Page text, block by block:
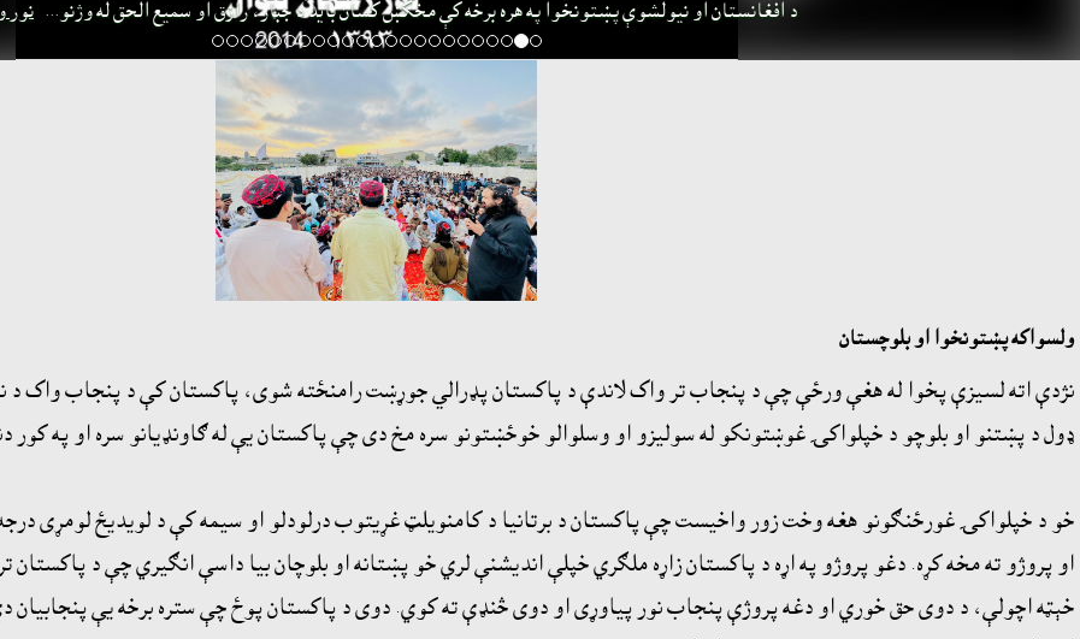
د افغانستان او نيولشوې پښتونخوا په هره برخه کې مخکښ کسان بايد د جبار، رازق او سميع الحق له وژنو ... نور
ولسواکه پښتونخوا او بلوچستان
نژدې اته لسيزې پخوا له هغې ورځې چې د پنجاب تر واک لاندې د پاکستان پډرالي جوړښت رامنځته شوى، پاکستان کې د پنجاب واک د
ډول د پښتنو او بلوچو د خپلواکۍ غوښتونکو له سوليزو او وسلوالو خوځښتونو سره مخ دى چې پاکستان يې له ګاونډيانو سره او په کور
خو د خپلواکۍ غورځنګونو هغه وخت زور واخيست چې پاکستان د برتانيا د کامنويلټ غړيتوب درلودلو او سيمه کې د لويديځ لومړى
او پروژو ته مخه کړه. دغو پروژو په اړه د پاکستان زاړه ملګري خپلې انديشنې لري خو پښتانه او بلوچان بيا داسې انګيري چې د پاکستان
خېټه اچولې، د دوى حق خوري او دغه پروژې پنجاب نور پياوړى او دوى څنډې ته کوي. دوى د پاکستان پوځ چې ستره برخه يې پنجابيان